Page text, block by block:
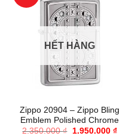
HẾT HÀNG
Zippo 20904 – Zippo Bling
Emblem Polished Chrome
2.350.000₫
Giá
1.950.000 ₫Giá